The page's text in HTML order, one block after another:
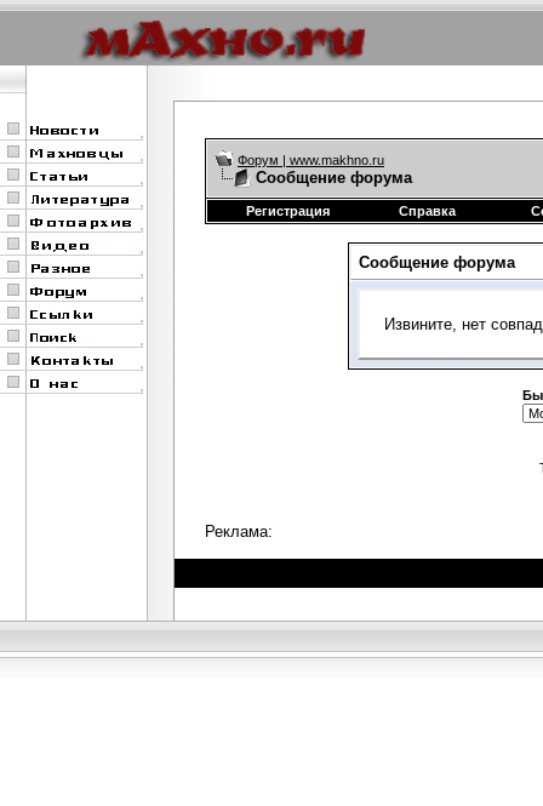
Форум | www.makhno.ru
Сообщение форума
Регистрация Справка
Сообщение форума
Извините, нет
Реклама: